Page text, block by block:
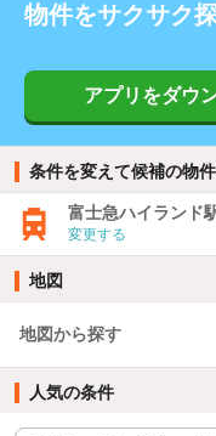
物件をサクサク
アプリをダウ
条件を変えて候補の物
富士急ハイランド
変更する
地図
地図から探す
人気の条件